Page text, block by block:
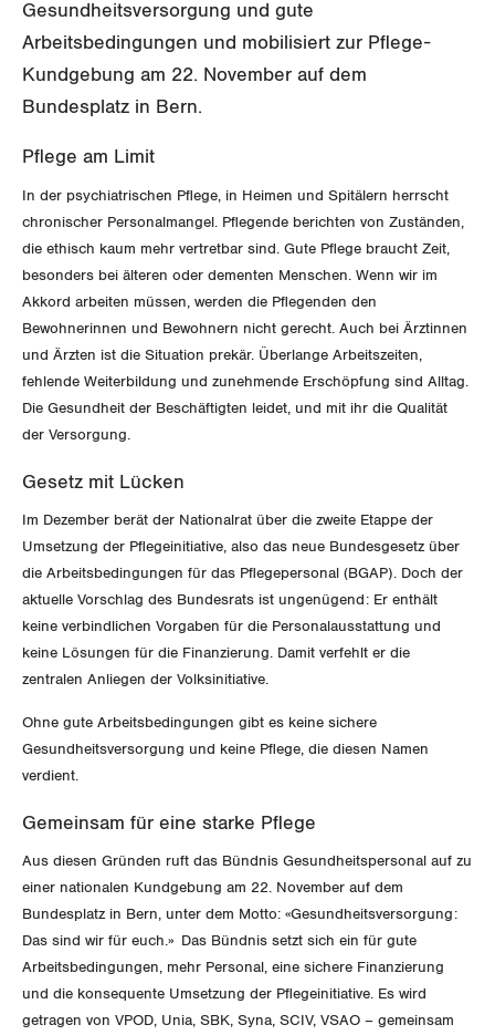
International
Landesstreik
SERVICE
Bestellformular
DER SGB
WIR ÜBER UNS
GREMIEN
Präsidialausschuss
Feministische Kommission
Migrationskommission
Queer-Kommission
Rentner:innen-Kommission
ZENTRALSEKRETARIAT
KANTONALE BÜNDE
Beide Basel
Bern
Freiburg
Genf
Glarus
Graubünden
Jura
Neuenburg
Nidwalden
Obwalden
ANGESCHLOSSENE VERBÄNDE
AGENDA
Publikationen
Artikel
Medienmitteilungen
Dossier
Vernehmlassungen
Blog Daniel Lampart
Der Europa-Blog
Kontakt
Gesundheitsversorgung und gute
Arbeitsbedingungen und mobilisiert zur Pflege-
Kundgebung am 22. November auf dem
Bundesplatz in Bern.
Pflege am Limit
In der psychiatrischen Pflege, in Heimen und Spitälern herrscht
chronischer Personalmangel. Pflegende berichten von Zuständen,
die ethisch kaum mehr vertretbar sind. Gute Pflege braucht Zeit,
besonders bei älteren oder dementen Menschen. Wenn wir im
Akkord arbeiten müssen, werden die Pflegenden den
Bewohnerinnen und Bewohnern nicht gerecht. Auch bei Ärztinnen
und Ärzten ist die Situation prekär. Überlange Arbeitszeiten,
fehlende Weiterbildung und zunehmende Erschöpfung sind Alltag.
Die Gesundheit der Beschäftigten leidet, und mit ihr die Qualität
der Versorgung.
Gesetz mit Lücken
Im Dezember berät der Nationalrat über die zweite Etappe der
Umsetzung der Pflegeinitiative, also das neue Bundesgesetz über
die Arbeitsbedingungen für das Pflegepersonal (BGAP). Doch der
aktuelle Vorschlag des Bundesrats ist ungenügend: Er enthält
keine verbindlichen Vorgaben für die Personalausstattung und
keine Lösungen für die Finanzierung. Damit verfehlt er die
zentralen Anliegen der Volksinitiative.
Ohne gute Arbeitsbedingungen gibt es keine sichere
Gesundheitsversorgung und keine Pflege, die diesen Namen
verdient.
Gemeinsam für eine starke Pflege
Aus diesen Gründen ruft das Bündnis Gesundheitspersonal auf zu
einer nationalen Kundgebung am 22. November auf dem
Bundesplatz in Bern, unter dem Motto: «Gesundheitsversorgung:
Das sind wir für euch.» Das Bündnis setzt sich ein für gute
Arbeitsbedingungen, mehr Personal, eine sichere Finanzierung
und die konsequente Umsetzung der Pflegeinitiative. Es wird
getragen von VPOD, Unia, SBK, Syna, SCIV, VSAO – gemeinsam